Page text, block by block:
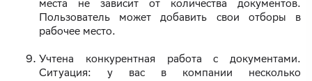
места не зависит от количества документов.
Пользователь может добавить свои отборы в
рабочее место.
Учтена конкурентная работа с документами.
Ситуация: у вас в компании несколько